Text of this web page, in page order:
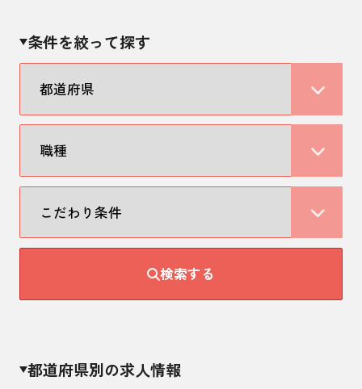
条件を絞って探す
検索する
都道府県別の求人情報